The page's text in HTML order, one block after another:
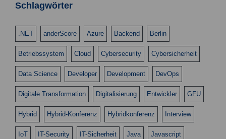
Schlagwörter
.NET anderScore Azure Backend Berlin
Betriebssystem Cloud Cybersecurity Cybersicherheit
Data Science Developer Development DevOps
Digitale Transformation Digitalisierung Entwickler GFU
Hybrid Hybrid-Konferenz Hybridkonferenz Interview
IoT IT-Security IT-Sicherheit Java Javascript